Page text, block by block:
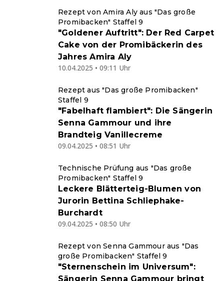
Rezept von Amira Aly aus "Das große
Promibacken" Staffel 9
"Goldener Auftritt": Der Red Carpet
Cake von der Promibäckerin des
Jahres Amira Aly
10.04.2025 • 09:11 Uhr
Rezept aus "Das große Promibacken"
Staffel 9
"Fabelhaft flambiert": Die Sängerin
Senna Gammour und ihre
Brandteig Vanillecreme
09.04.2025 • 08:51 Uhr
Technische Prüfung aus "Das große
Promibacken" Staffel 9
Leckere Blätterteig-Blumen von
Jurorin Bettina Schliephake-
Burchardt
09.04.2025 • 08:50 Uhr
Rezept von Senna Gammour aus "Das
große Promibacken" Staffel 9
"Sternenschein im Universum":
Sängerin Senna Gammour bringt